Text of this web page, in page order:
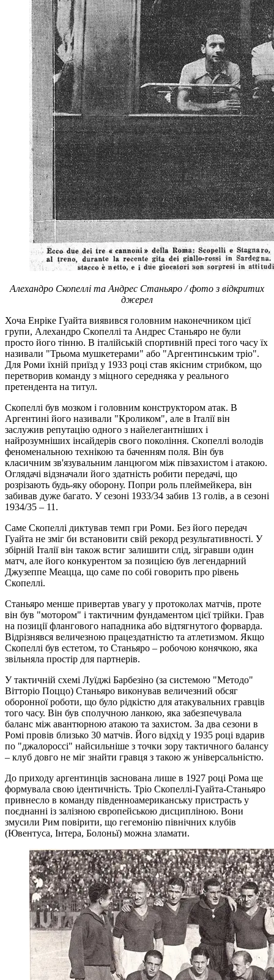
Алехандро Скопеллі та Андрес Станьяро / фото з відкритих
джерел
Хоча Енріке Гуайта виявився головним наконечником цієї
групи, Алехандро Скопеллі та Андрес Станьяро не були
просто його тінню. В італійській спортивній пресі того часу їх
називали "Трьома мушкетерами" або "Аргентинським тріо".
Для Роми їхній приїзд у 1933 році став якісним стрибком, що
перетворив команду з міцного середняка у реального
претендента на титул.
Скопеллі був мозком і головним конструктором атак. В
Аргентині його називали "Кроликом", але в Італії він
заслужив репутацію одного з найелегантніших і
найрозумніших інсайдерів свого покоління. Скопеллі володів
феноменальною технікою та баченням поля. Він був
класичним зв'язувальним ланцюгом між півзахистом і атакою.
Оглядачі відзначали його здатність робити передачі, що
розрізають будь-яку оборону. Попри роль плеймейкера, він
забивав дуже багато. У сезоні 1933/34 забив 13 голів, а в сезоні
1934/35 – 11.
Саме Скопеллі диктував темп гри Роми. Без його передач
Гуайта не зміг би встановити свій рекорд результативності. У
збірній Італії він також встиг залишити слід, зігравши один
матч, але його конкурентом за позицією був легендарний
Джузеппе Меацца, що саме по собі говорить про рівень
Скопеллі.
Станьяро менше привертав увагу у протоколах матчів, проте
він був "мотором" і тактичним фундаментом цієї трійки. Грав
на позиції флангового нападника або відтягнутого форварда.
Відрізнявся величезною працездатністю та атлетизмом. Якщо
Скопеллі був естетом, то Станьяро – робочою конячкою, яка
звільняла простір для партнерів.
У тактичній схемі Луїджі Барбезіно (за системою "Методо"
Вітторіо Поццо) Станьяро виконував величезний обсяг
оборонної роботи, що було рідкістю для атакувальних гравців
того часу. Він був сполучною ланкою, яка забезпечувала
баланс між авантюрною атакою та захистом. За два сезони в
Ромі провів близько 30 матчів. Його відхід у 1935 році вдарив
по "джалороссі" найсильніше з точки зору тактичного балансу
– клуб довго не міг знайти гравця з такою ж універсальністю.
До приходу аргентинців заснована лише в 1927 році Рома ще
формувала свою ідентичність. Тріо Скопеллі-Гуайта-Станьяро
привнесло в команду південноамериканську пристрасть у
поєднанні із залізною європейською дисципліною. Вони
змусили Рим повірити, що гегемонію північних клубів
(Ювентуса, Інтера, Болоньї) можна зламати.